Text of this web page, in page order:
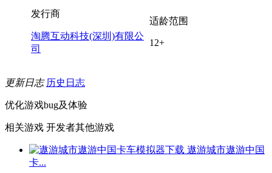
发行商
淘腾互动科技(深圳)有限公
司
适龄范围
12+
更新日志 历史日志
优化游戏bug及体验
相关游戏 开发者其他游戏
遨游城市遨游中国
卡...